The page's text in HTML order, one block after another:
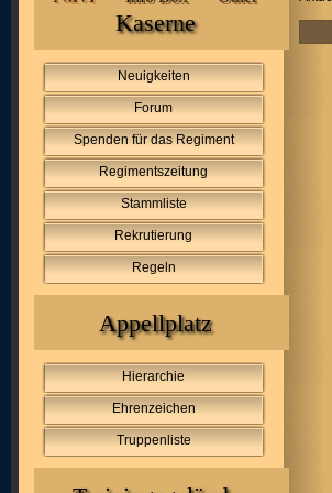
Kaserne
Neuigkeiten
Forum
Spenden für das Regiment
Regimentszeitung
Stammliste
Rekrutierung
Regeln
Appellplatz
Hierarchie
Ehrenzeichen
Truppenliste